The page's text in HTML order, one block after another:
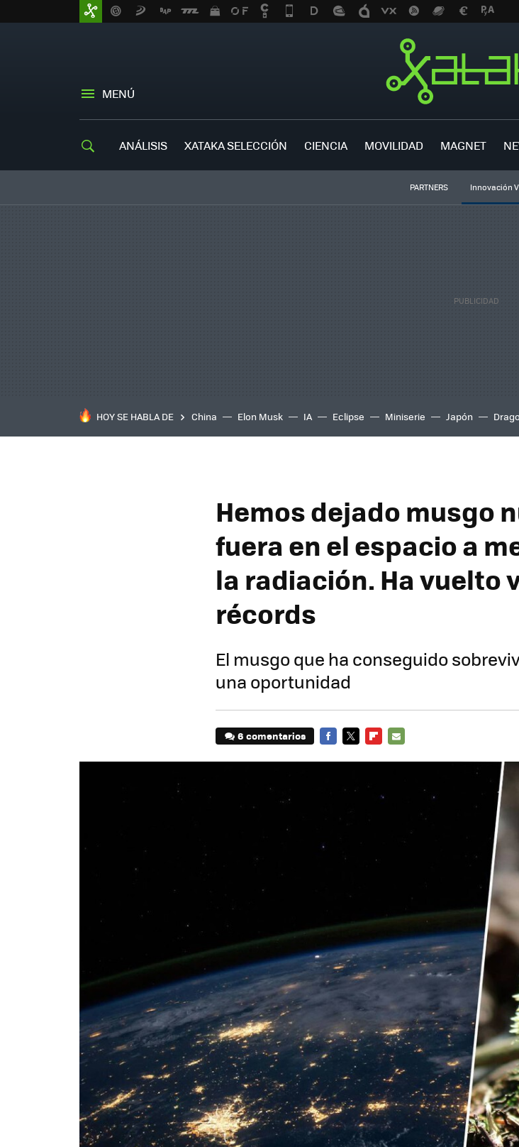
MENÚ
ANÁLISIS XATAKA SELECCIÓN CIENCIA MOVILIDAD MAGNET
PARTNERS Innovación
HOY SE HABLA DE China Elon Musk IA Eclipse Miniserie Japón
Hemos dejado musgo
fuera en el espacio a
la radiación. Ha vuelto
récords
El musgo que ha conseguido
una oportunidad
6 comentarios